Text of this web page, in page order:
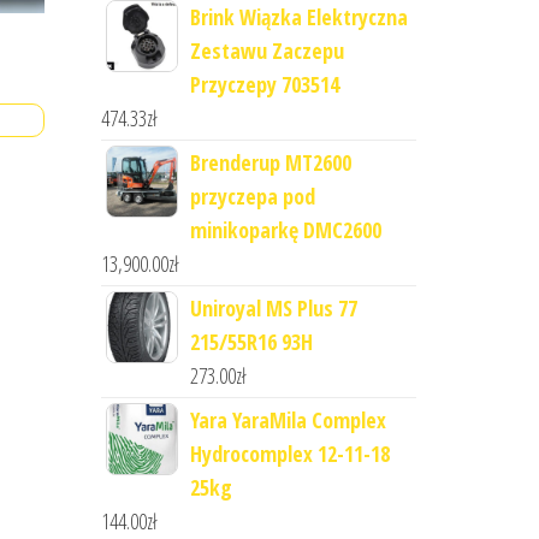
Brink Wiązka Elektryczna
Zestawu Zaczepu
Przyczepy 703514
474.33zł
Brenderup MT2600
przyczepa pod
minikoparkę DMC2600
13,900.00zł
Uniroyal MS Plus 77
215/55R16 93H
273.00zł
Yara YaraMila Complex
Hydrocomplex 12-11-18
25kg
144.00zł